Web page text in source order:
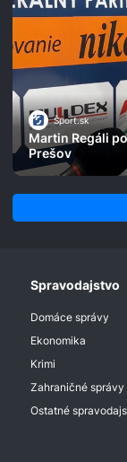
Šport.sk
Martin Regáli
Prešov
Spravodajstvo
Domáce správy
Ekonomika
Krimi
Zahraničné správy
Ostatné